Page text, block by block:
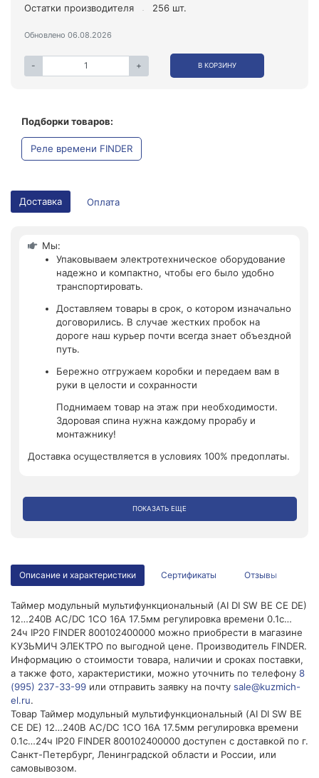
Остатки производителя 256 шт.
Обновлено 06.08.2026
- + В КОРЗИНУ
Подборки товаров:
Реле времени FINDER
Доставка Оплата
Мы:
Упаковываем электротехническое оборудование
надежно и компактно, чтобы его было удобно
транспортировать.
Доставляем товары в срок, о котором изначально
договорились. В случае жестких пробок на
дороге наш курьер почти всегда знает объездной
путь.
Бережно отгружаем коробки и передаем вам в
руки в целости и сохранности
Поднимаем товар на этаж при необходимости.
Здоровая спина нужна каждому прорабу и
монтажнику!
Доставка осуществляется в условиях 100% предоплаты.
ПОКАЗАТЬ ЕЩЕ
Описание и характеристики Сертификаты Отзывы
Таймер модульный мультифункциональный (AI DI SW BE CE DE)
12…240В AC/DC 1CO 16А 17.5мм регулировка времени 0.1с…
24ч IP20 FINDER 800102400000 можно приобрести в магазине
КУЗЬМИЧ ЭЛЕКТРО по выгодной цене. Производитель FINDER.
Информацию о стоимости товара, наличии и сроках поставки,
а также фото, характеристики, можно уточнить по телефону 8
(995) 237-33-99 или отправить заявку на почту sale@kuzmich-
el.ru.
Товар Таймер модульный мультифункциональный (AI DI SW BE
CE DE) 12…240В AC/DC 1CO 16А 17.5мм регулировка времени
0.1с…24ч IP20 FINDER 800102400000 доступен с доставкой по г.
Санкт-Петербург, Ленинградской области и России, или
самовывозом.